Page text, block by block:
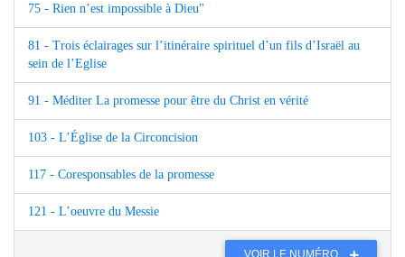
75 - Rien n’est impossible à Dieu"
81 - Trois éclairages sur l’itinéraire spirituel d’un fils d’Israël au
sein de l’Eglise
91 - Méditer La promesse pour être du Christ en vérité
103 - L’Église de la Circoncision
117 - Coresponsables de la promesse
121 - L’oeuvre du Messie